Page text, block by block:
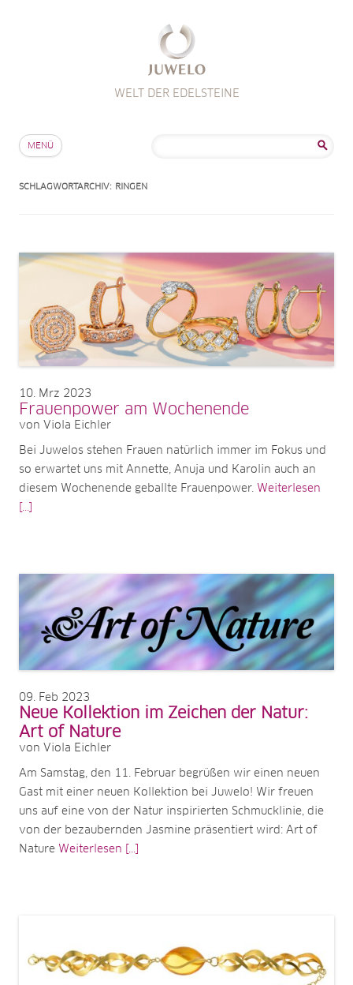
WELT DER EDELSTEINE
MENÜ
SCHLAGWORTARCHIV: RINGEN
10 Mrz 2023
Frauenpower am Wochenende
von Viola Eichler
Bei Juwelos stehen Frauen natürlich immer im Fokus und
so erwartet uns mit Annette, Anuja und Karolin auch an
diesem Wochenende geballte Frauenpower. Weiterlesen
09 Feb 2023
Neue Kollektion im Zeichen der Natur:
Art of Nature
von Viola Eichler
Am Samstag, den 11. Februar begrüßen wir einen neuen
Gast mit einer neuen Kollektion bei Juwelo! Wir freuen
uns auf eine von der Natur inspirierten Schmucklinie, die
von der bezaubernden Jasmine präsentiert wird: Art of
Nature Weiterlesen [...]